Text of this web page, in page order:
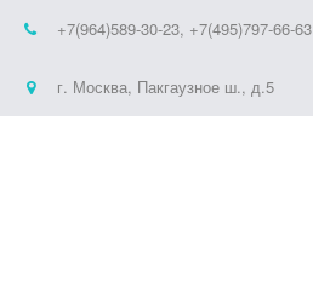
+7(964)589-30-23, +7(495)797-66-63
г. Москва, Пакгаузное ш., д.5